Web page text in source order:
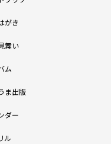
がき
舞い
ム
ま出版
ダー
ル